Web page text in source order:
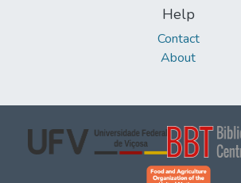
Help
Contact
About